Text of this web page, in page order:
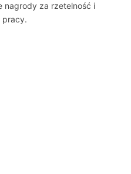
nagrody za rzetelność i
pracy.